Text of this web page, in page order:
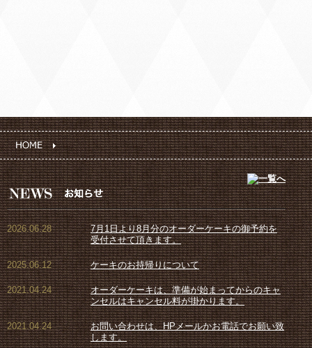
2026.06.28
7月1日より8月分のオーダーケーキの御予約を
受付させて頂きます。
2025.06.12 ケーキのお持帰りについて
2021.04.24
オーダーケーキは、準備が始まってからのキャ
ンセルはキャンセル料が掛かります。
2021.04.24
お問い合わせは、HPメールかお電話でお願い致
します。